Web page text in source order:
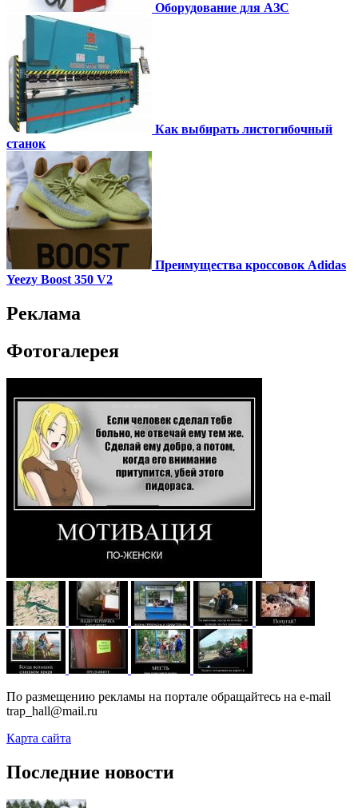
Оборудование для АЗС
Как выбирать листогибочный
станок
Преимущества кроссовок Adidas
Yeezy Boost 350 V2
Реклама
Фотогалерея
По размещению рекламы на портале обращайтесь на e-mail
trap_hall@mail.ru
Карта сайта
Последние новости